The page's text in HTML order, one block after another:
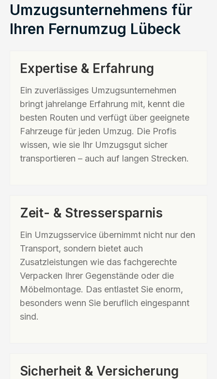
Umzugsunternehmens für
Ihren Fernumzug Lübeck
Expertise & Erfahrung
Ein zuverlässiges Umzugsunternehmen
bringt jahrelange Erfahrung mit, kennt die
besten Routen und verfügt über geeignete
Fahrzeuge für jeden Umzug. Die Profis
wissen, wie sie Ihr Umzugsgut sicher
transportieren – auch auf langen Strecken.
Zeit- & Stressersparnis
Ein Umzugsservice übernimmt nicht nur den
Transport, sondern bietet auch
Zusatzleistungen wie das fachgerechte
Verpacken Ihrer Gegenstände oder die
Möbelmontage. Das entlastet Sie enorm,
besonders wenn Sie beruflich eingespannt
sind.
Sicherheit & Versicherung